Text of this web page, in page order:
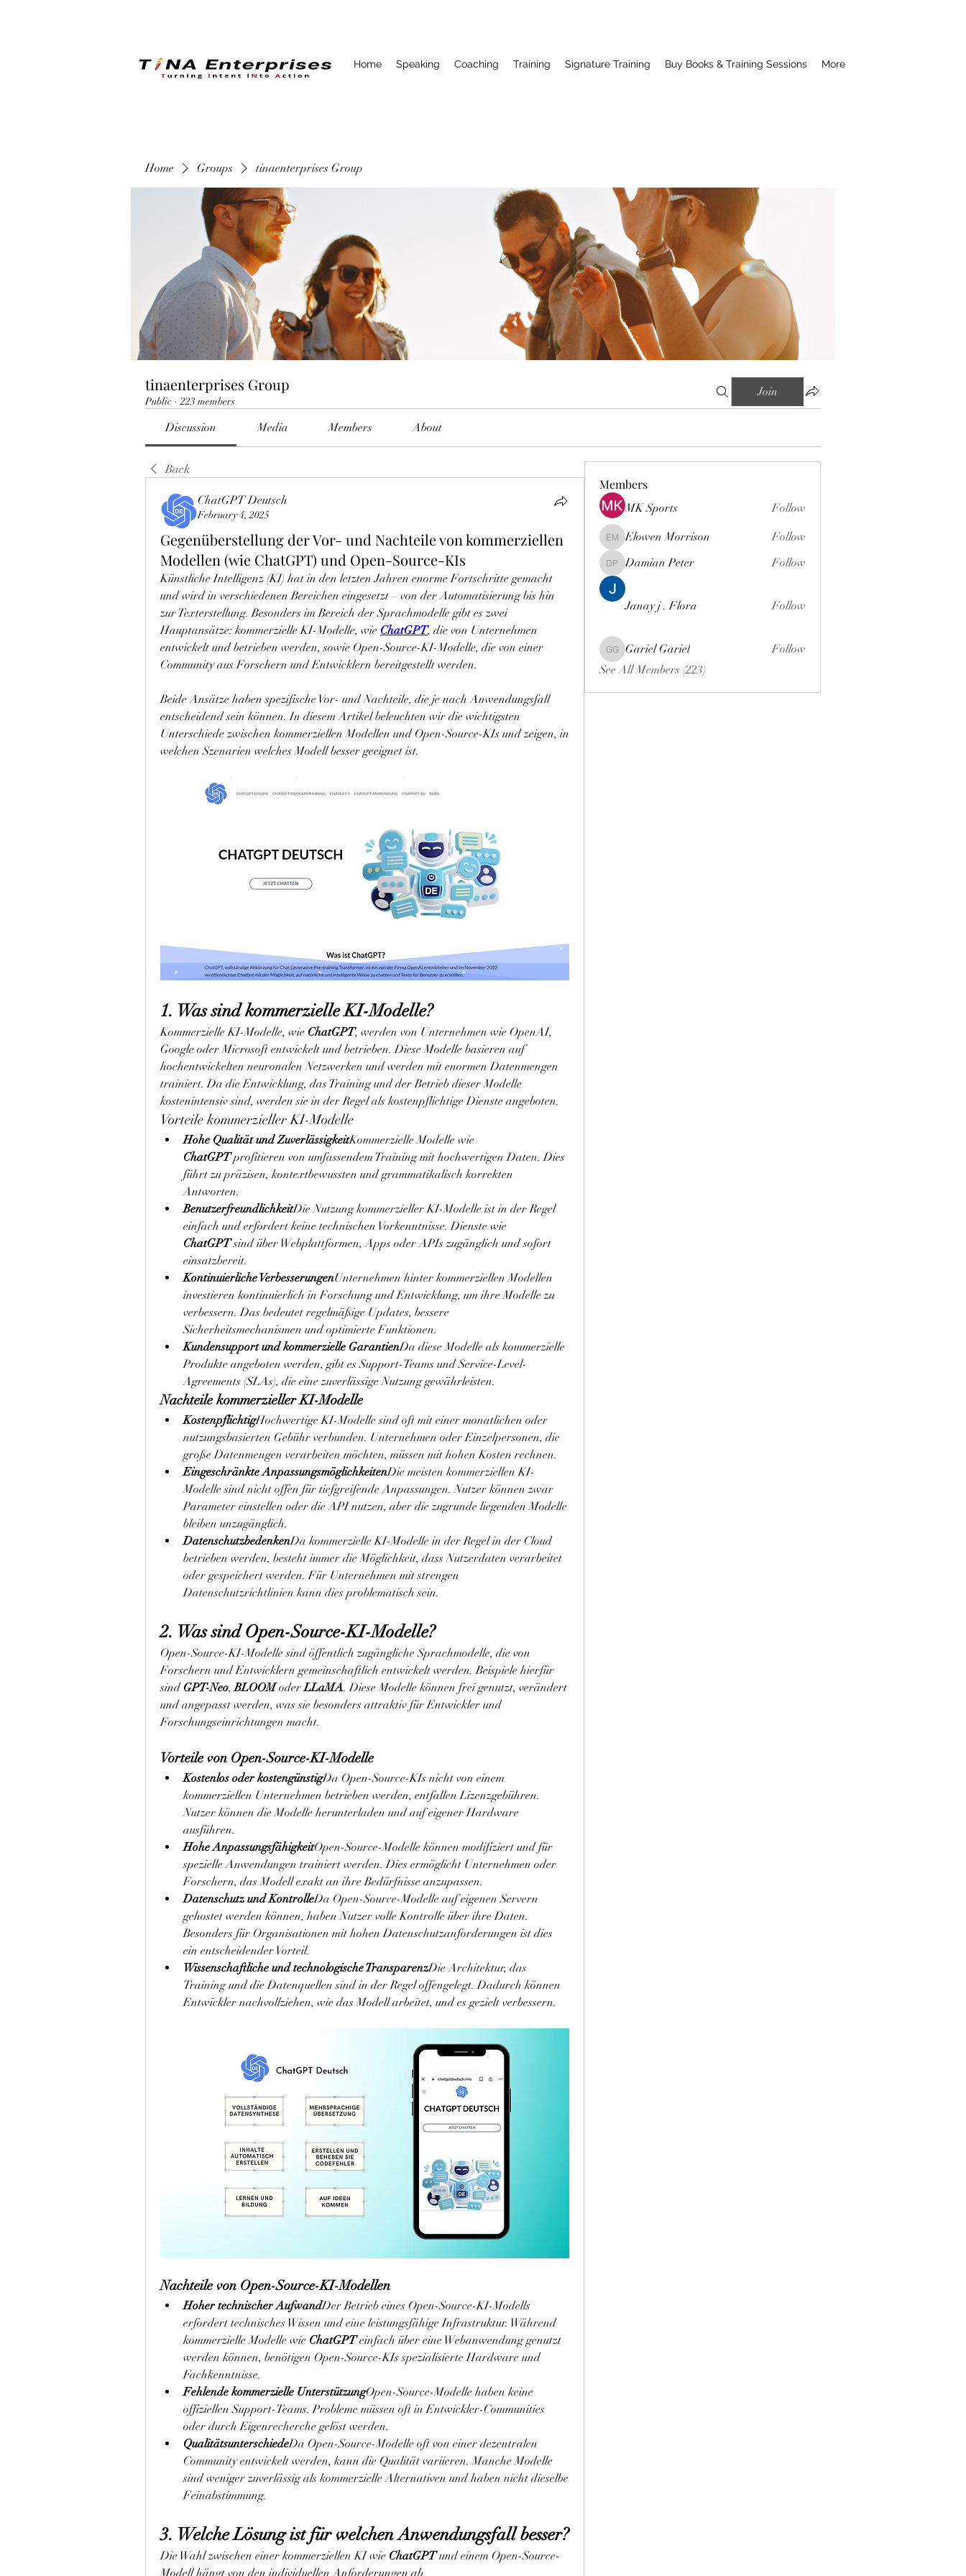
Home Speaking Coaching Training Signature Training Buy Books & Training Sessions More
Home Groups tinaenterprises Group
tinaenterprises Group
Public · 223 members
Join
Discussion Media Members About
Back
ChatGPT Deutsch
February 4, 2025
Gegenüberstellung der Vor- und Nachteile von kommerziellen
Modellen (wie ChatGPT) und Open-Source-KIs
Künstliche Intelligenz (KI) hat in den letzten Jahren enorme Fortschritte gemacht
und wird in verschiedenen Bereichen eingesetzt – von der Automatisierung bis hin
zur Texterstellung. Besonders im Bereich der Sprachmodelle gibt es zwei
Hauptansätze: kommerzielle KI-Modelle, wie ChatGPT, die von Unternehmen
entwickelt und betrieben werden, sowie Open-Source-KI-Modelle, die von einer
Community aus Forschern und Entwicklern bereitgestellt werden.
Beide Ansätze haben spezifische Vor- und Nachteile, die je nach Anwendungsfall
entscheidend sein können. In diesem Artikel beleuchten wir die wichtigsten
Unterschiede zwischen kommerziellen Modellen und Open-Source-KIs und zeigen, in
welchen Szenarien welches Modell besser geeignet ist.
1. Was sind kommerzielle KI-Modelle?
Kommerzielle KI-Modelle, wie ChatGPT, werden von Unternehmen wie OpenAI,
Google oder Microsoft entwickelt und betrieben. Diese Modelle basieren auf
hochentwickelten neuronalen Netzwerken und werden mit enormen Datenmengen
trainiert. Da die Entwicklung, das Training und der Betrieb dieser Modelle
kostenintensiv sind, werden sie in der Regel als kostenpflichtige Dienste angeboten.
Vorteile kommerzieller KI-Modelle
Hohe Qualität und Zuverlässigkeit
ChatGPT profitieren von umfassendem Training mit hochwertigen Daten. Dies
führt zu präzisen, kontextbewussten und grammatikalisch korrekten
Antworten.
BenutzerfreundlichkeitDie Nutzung kommerzieller KI-Modelle ist in der Regel
ChatGPT sind über Webplattformen, Apps oder APIs zugänglich und sofort
einsatzbereit.
Kontinuierliche VerbesserungenUnternehmen hinter kommerziellen Modellen
investieren kontinuierlich in Forschung und Entwicklung, um ihre Modelle zu
verbessern. Das bedeutet regelmäßige Updates, bessere
Sicherheitsmechanismen und optimierte Funktionen.
Kundensupport und kommerzielle GarantienDa diese Modelle als kommerzielle
Produkte angeboten werden, gibt es Support-Teams und Service-Level-
Agreements (SLAs), die eine zuverlässige Nutzung gewährleisten.
Nachteile kommerzieller KI-Modelle
KostenpflichtigHochwertige KI-Modelle sind oft mit einer monatlichen oder
nutzungsbasierten Gebühr verbunden. Unternehmen oder Einzelpersonen, die
große Datenmengen verarbeiten möchten, müssen mit hohen Kosten rechnen.
Eingeschränkte AnpassungsmöglichkeitenDie meisten kommerziellen KI-
Modelle sind nicht offen für tiefgreifende Anpassungen. Nutzer können zwar
Parameter einstellen oder die API nutzen, aber die zugrunde liegenden Modelle
bleiben unzugänglich.
DatenschutzbedenkenDa kommerzielle KI-Modelle in der Regel in der Cloud
betrieben werden, besteht immer die Möglichkeit, dass Nutzerdaten verarbeitet
oder gespeichert werden. Für Unternehmen mit strengen
Datenschutzrichtlinien kann dies problematisch sein.
2. Was sind Open-Source-KI-Modelle?
Open-Source-KI-Modelle sind öffentlich zugängliche Sprachmodelle, die von
Forschern und Entwicklern gemeinschaftlich entwickelt werden. Beispiele hierfür
sind GPT-Neo, BLOOM oder LLaMA. Diese Modelle können frei genutzt, verändert
und angepasst werden, was sie besonders attraktiv für Entwickler und
Forschungseinrichtungen macht.
Vorteile von Open-Source-KI-Modelle
Kostenlos oder kostengünstigDa Open-Source-KIs nicht von einem
kommerziellen Unternehmen betrieben werden, entfallen Lizenzgebühren.
Nutzer können die Modelle herunterladen und auf eigener Hardware
ausführen.
Hohe AnpassungsfähigkeitOpen-Source-Modelle können modifiziert und für
spezielle Anwendungen trainiert werden. Dies ermöglicht Unternehmen oder
Forschern, das Modell exakt an ihre Bedürfnisse anzupassen.
Datenschutz und KontrolleDa Open-Source-Modelle auf eigenen Servern
gehostet werden können, haben Nutzer volle Kontrolle über ihre Daten.
Besonders für Organisationen mit hohen Datenschutzanforderungen ist dies
ein entscheidender Vorteil.
Wissenschaftliche und technologische TransparenzDie Architektur, das
Training und die Datenquellen sind in der Regel offengelegt. Dadurch können
Entwickler nachvollziehen, wie das Modell arbeitet, und es gezielt verbessern.
Nachteile von Open-Source-KI-Modellen
Hoher technischer AufwandDer Betrieb eines Open-Source-KI-Modells
erfordert technisches Wissen und eine leistungsfähige Infrastruktur. Während
kommerzielle Modelle wie ChatGPT einfach über eine Webanwendung genutzt
werden können, benötigen Open-Source-KIs spezialisierte Hardware und
Fachkenntnisse.
Fehlende kommerzielle UnterstützungOpen-Source-Modelle haben keine
offiziellen Support-Teams. Probleme müssen oft in Entwickler-Communities
oder durch Eigenrecherche gelöst werden.
QualitätsunterschiedeDa Open-Source-Modelle oft von einer dezentralen
Community entwickelt werden, kann die Qualität variieren. Manche Modelle
sind weniger zuverlässig als kommerzielle Alternativen und haben nicht dieselbe
Feinabstimmung.
3. Welche Lösung ist für welchen Anwendungsfall besser?
Die Wahl zwischen einer kommerziellen KI wie ChatGPT und einem Open-Source-
Modell hängt von den individuellen Anforderungen ab.
Members
MK Sports Follow
Elowen Morrison
Elowen Morrison Follow
Damian Peter
Damian Peter Follow
Janay j . Flora Follow
Gariel Gariel
Gariel Gariel
Follow
See All Members (223)